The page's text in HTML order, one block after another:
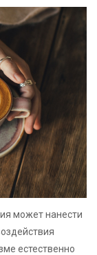
может нанести
естественно